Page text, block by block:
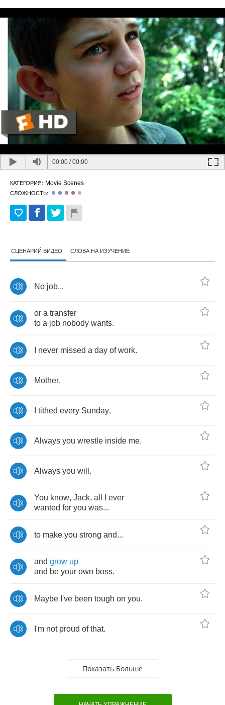
00:00 /00:00
КАТЕГОРИЯ: Movie Scenes
СЛОЖНОСТЬ:
СЦЕНАРИЙ ВИДЕО СЛОВА НА ИЗУЧЕНИЕ
No job...
or a transfer
to a job nobody wants.
never missed a day of work.
Mother.
tithed every Sunday.
Always you wrestle inside me.
Always you will .
You know, Jack, all
ever
wanted for you was...
to make you strong and...
and grow up
and be your own boss.
Maybe I've been tough on you.
I'm not proud of that.
Показать Больше